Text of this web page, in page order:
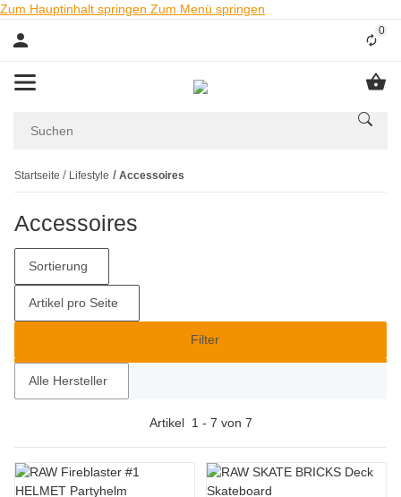
Zum Hauptinhalt springen Zum Menü springen
0
Startseite Lifestyle Accessoires
Accessoires
Filter
Sortierung
Artikel pro Seite
Alle Hersteller
Artikel 1 - 7 von 7